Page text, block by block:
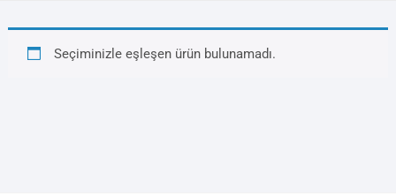
Seçiminizle eşleşen ürün bulunamadı.